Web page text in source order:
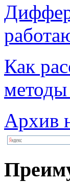
Как
методы
Архив